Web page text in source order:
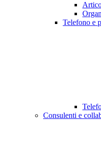
Telefono e
Consulenti e